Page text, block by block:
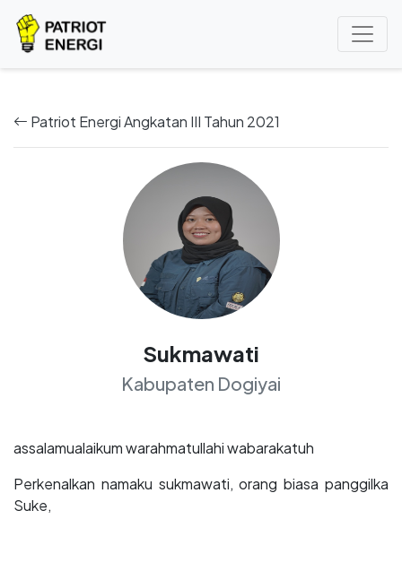
Patriot Energi Angkatan III Tahun 2021
Sukmawati
Kabupaten Dogiyai
assalamualaikum warahmatullahi wabarakatuh
Perkenalkan namaku sukmawati, orang biasa panggilka
Suke,